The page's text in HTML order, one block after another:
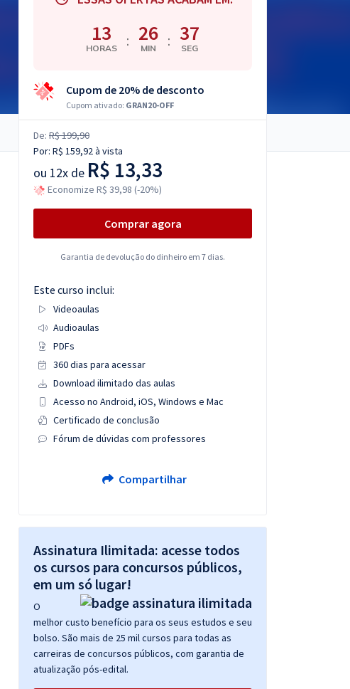
13
HORAS : 26
MIN : 36
SEG
Cupom de 20% de desconto
Cupom ativado: GRAN20-OFF
De: R$ 199,90
Por: R$ 159,92à vista
ou 12x de R$ 13,33
Economize R$ 39,98 (-20%)
Comprar agora
Garantia de devolução do dinheiro em 7 dias.
Este curso inclui:
Videoaulas
Audioaulas
PDFs
360 dias para acessar
Download ilimitado das aulas
Acesso no Android, iOS, Windows e Mac
Certificado de conclusão
Fórum de dúvidas com professores
Compartilhar
Assinatura Ilimitada: acesse todos
os cursos para concursos públicos,
em um só lugar!
O
melhor custo benefício para os seus estudos e seu
bolso. São mais de 25 mil cursos para todas as
carreiras de concursos públicos, com garantia de
atualização pós-edital.